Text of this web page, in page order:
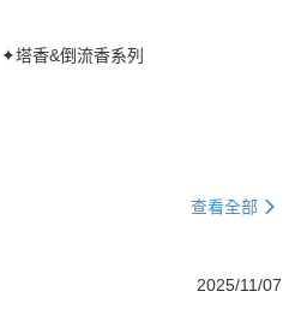
✦塔香&倒流香系列
查看全部
2025/11/07